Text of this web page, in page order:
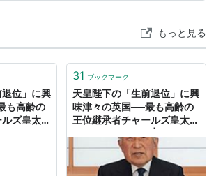
もっと見る
位」に興
も高齢の
ズ皇太子
31 ブックマーク
天皇陛下の「生前退位」に興
味津々の英国──最も高齢の
王位継承者チャールズ皇太子
ウィーク日本版 オフィシャ
ルサイト